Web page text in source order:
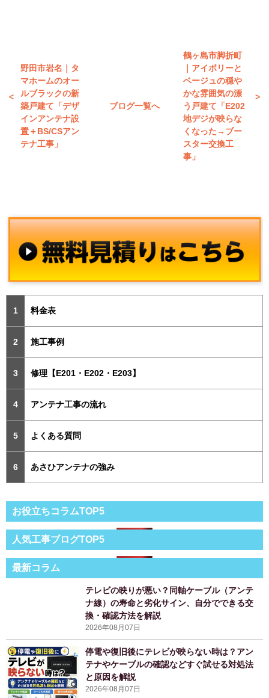
野田市岩名｜タ
マホームのオー
ルブラックの新
築戸建て「デザ
インアンテナ設
置＋BS/CSアン
テナ工事」
ブログ一覧へ
鶴ヶ島市脚折町
｜アイボリーと
ベージュの穏や
かな雰囲気の漂
う戸建て「E202
地デジが映らな
くなった→ブー
スター交換工
事」
料金表
施工事例
修理【E201・E202・E203】
アンテナ工事の流れ
よくある質問
あさひアンテナの強み
お役立ちコラムTOP5
人気工事ブログTOP5
最新コラム
テレビの映りが悪い？同軸ケーブル（アンテ
ナ線）の寿命と劣化サイン、自分でできる交
換・確認方法を解説
2026年08月07日
停電や復旧後にテレビが映らない時は？アン
テナやケーブルの確認などすぐ試せる対処法
と原因を解説
2026年08月07日